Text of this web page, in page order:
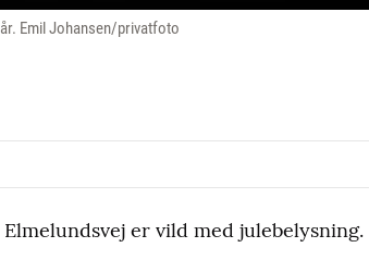
Emil Johansen/privatfoto
er vild med julebelysning.